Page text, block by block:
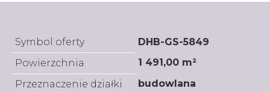
Symbol oferty
DHB-GS-5849
Powierzchnia
1 491,00 m²
Przeznaczenie działki
budowlana